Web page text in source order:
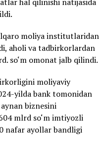
moliya institutlaridan
aholi va tadbirkorlardan
so‘m omonat jalb qilindi.
moliyaviy
yilda bank tomonidan
biznesini
mlrd so‘m imtiyozli
nafar ayollar bandligi